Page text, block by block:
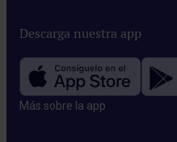
Descarga nuestra app
Más sobre la app​